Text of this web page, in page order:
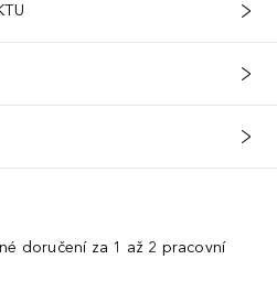
doručení za 1 až 2 pracovní